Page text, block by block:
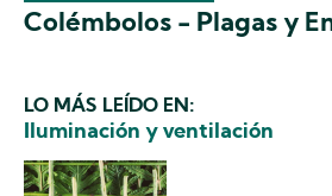
Colémbolos - Plagas y
LO MÁS LEÍDO EN:
Iluminación y ventilación